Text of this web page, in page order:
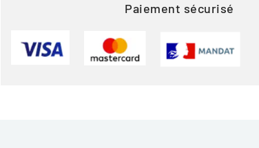
Paiement sécurisé